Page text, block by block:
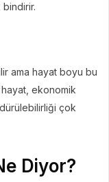
ama hayat boyu bu
ekonomik
çok
Diyor?